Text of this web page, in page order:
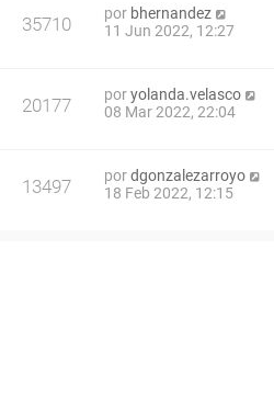
35710 por bhernandez
11 Jun 2022, 12:27
20177 poryolanda.velasco
08 Mar 2022, 22:04
13497 pordgonzalezarroyo
18 Feb 2022, 12:15